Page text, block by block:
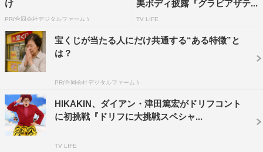
け
PR(合同会社デジタルファーム )
美ボディ披露『グラビアザテ...
TV LIFE
宝くじが当たる人にだけ共通する“ある特徴”と
は？
PR(合同会社デジタルファーム )
HIKAKIN、ダイアン・津田篤宏がドリフコント
に初挑戦『ドリフに大挑戦スペシャ...
TV LIFE